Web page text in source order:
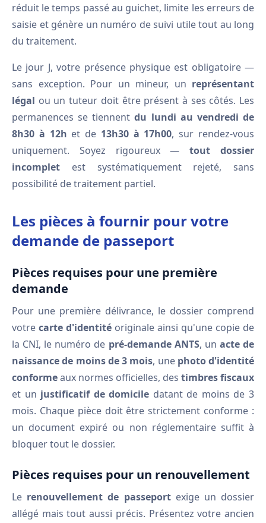
réduit le temps passé au guichet, limite les erreurs de
saisie et génère un numéro de suivi utile tout au long
du traitement.
Le jour J, votre présence physique est obligatoire —
sans exception. Pour un mineur, un représentant
légal ou un tuteur doit être présent à ses côtés. Les
permanences se tiennentdu lundi au vendredi de
8h30 à 12h et de 13h30 à 17h00, sur rendez-vous
uniquement. Soyez rigoureux —tout dossier
incomplet est systématiquement rejeté, sans
possibilité de traitement partiel.
Les pièces à fournir pour votre
demande de passeport
Pièces requises pour une première
demande
Pour une première délivrance, le dossier comprend
votre carte d'identité originale ainsi qu'une copie de
la CNI, le numéro de pré-demande ANTS, un acte de
naissance de moins de 3 mois, une photo d'identité
conformeaux normes officielles, des timbres fiscaux
et un justificatif de domicile datant de moins de 3
mois. Chaque pièce doit être strictement conforme :
un document expiré ou non réglementaire suffit à
bloquer tout le dossier.
Pièces requises pour un renouvellement
Le renouvellement de passeportexige un dossier
allégé mais tout aussi précis. Présentez votre ancien